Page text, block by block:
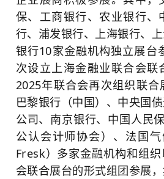
保、工商银行、农业银行、
行、浦发银行、上海银行、
银行10家金融机构独立展台
次设立上海金融业联合会联
2025年联合会再次组织联合
巴黎银行（中国）、中央国
公司、南京银行、中国人民
公认会计师协会）、法国
Fresk）多家金融机构和组
会联合展台的形式组团参展